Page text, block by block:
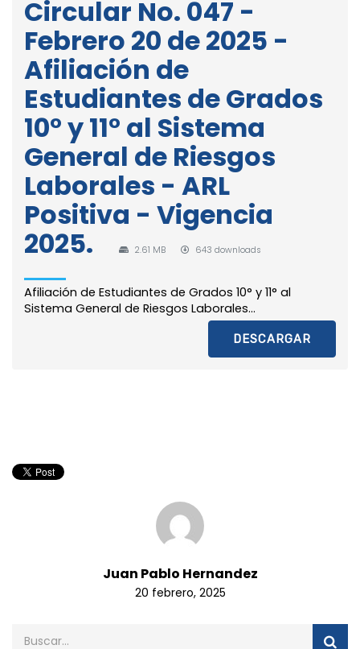
Circular No. 047 -
Febrero 20 de 2025 -
Afiliación de
Estudiantes de Grados
10° y 11° al Sistema
General de Riesgos
Laborales - ARL
Positiva - Vigencia
2025.
2.61 MB 643 downloads
Afiliación de Estudiantes de Grados 10° y 11° al
Sistema General de Riesgos Laborales...
DESCARGAR
Juan Pablo Hernandez
20 febrero, 2025